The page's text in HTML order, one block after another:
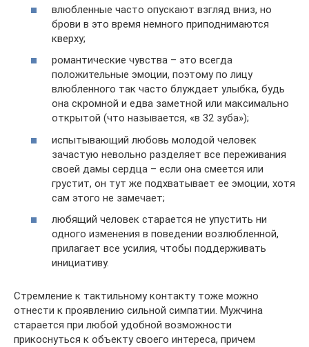
влюбленные часто опускают взгляд вниз, но
брови в это время немного приподнимаются
кверху;
романтические чувства – это всегда
положительные эмоции, поэтому по лицу
влюбленного так часто блуждает улыбка, будь
она скромной и едва заметной или максимально
открытой (что называется, «в 32 зуба»);
испытывающий любовь молодой человек
зачастую невольно разделяет все переживания
своей дамы сердца – если она смеется или
грустит, он тут же подхватывает ее эмоции, хотя
сам этого не замечает;
любящий человек старается не упустить ни
одного изменения в поведении возлюбленной,
прилагает все усилия, чтобы поддерживать
инициативу.
Стремление к тактильному контакту тоже можно
отнести к проявлению сильной симпатии. Мужчина
старается при любой удобной возможности
прикоснуться к объекту своего интереса, причем